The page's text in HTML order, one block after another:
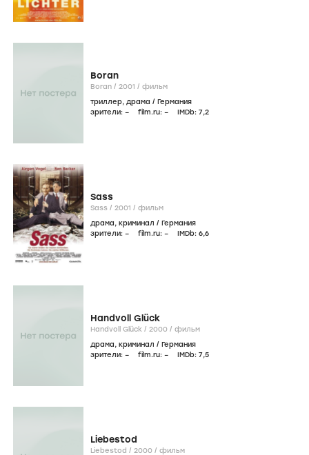
Boran
Boran / 2001 / фильм
триллер, драма / Германия
зрители: – film.ru: – IMDb: 7,2
Sass
Sass / 2001 / фильм
драма, криминал / Германия
зрители: – film.ru: – IMDb: 6,6
Handvoll Glück
Handvoll Glück / 2000 / фильм
драма, криминал / Германия
зрители: – film.ru: – IMDb: 7,5
Liebestod
Liebestod / 2000 / фильм